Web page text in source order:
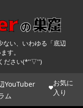
ない、いわゆる「底辺
す。
ださい(*''▽'')
YouTuber
ム
お気に
入り